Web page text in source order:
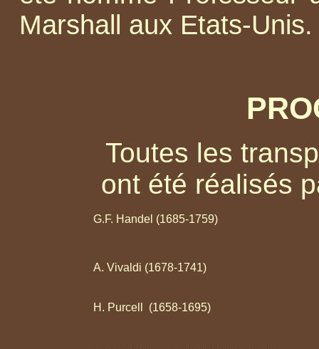
Marshall aux Etats-Unis.
Toutes les
ont été réalisés
G.F. Handel (1685-1759)
A. Vivaldi (1678-1741)
H. Purcell (1658-1695)